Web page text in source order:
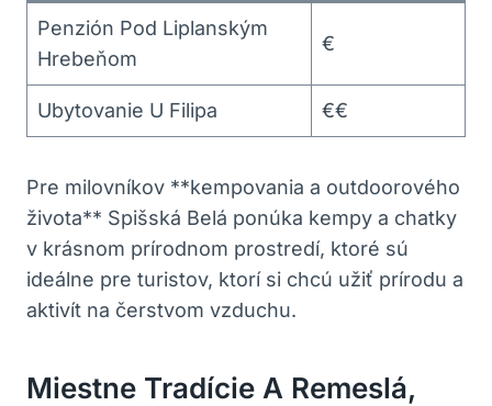
Penzión Pod Liplanským
Hrebeňom
€
Ubytovanie U Filipa €€
Pre milovníkov **kempovania a outdoorového
života** Spišská Belá ponúka kempy a chatky
v krásnom prírodnom prostredí, ktoré sú
ideálne pre turistov, ktorí si chcú užiť prírodu a
aktivít na čerstvom vzduchu.
Miestne Tradície A Remeslá,